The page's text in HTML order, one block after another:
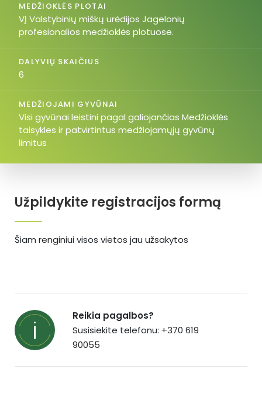
Užpildykite registracijos formą
Šiam renginiui visos vietos jau užsakytos
MEDŽIOKLĖS PLOTAI
VĮ Valstybinių miškų urėdijos Jagelonių
profesionalios medžioklės plotuose.
DALYVIŲ SKAIČIUS
6
MEDŽIOJAMI GYVŪNAI
Visi gyvūnai leistini pagal galiojančias Medžioklės
taisykles ir patvirtintus medžiojamųjų gyvūnų
limitus
Reikia pagalbos?
Susisiekite telefonu: +370 619
90055